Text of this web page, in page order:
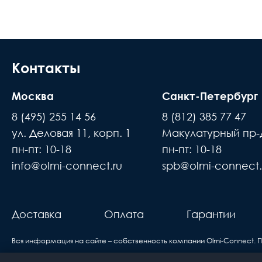
Размер кабель канала
Полировка оптического волокна
Направление канала передачи
Тип волокна
Цвет
Исполнение
места доставки товара. Обращаем
происходит силами заказчика
Время ожидания водителя при доставке
В случае если въезд на территорию
покупатель
Контакты
Москва
8 (495) 255 14 56
ул. Деловая 11, корп. 1
пн-пт: 10-18
info@olmi-connect.ru
Санкт-Петербург
8 (812) 385 77 47
Макулатурный пр-
пн-пт: 10-18
spb@olmi-
Доставка Оплата Гарантии
Вся информация на сайте – собственность компании Olmi-Сonnect.